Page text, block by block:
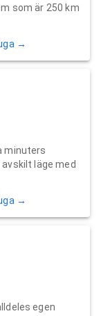
som är 250 km
→
minuters
läge med
→
egen